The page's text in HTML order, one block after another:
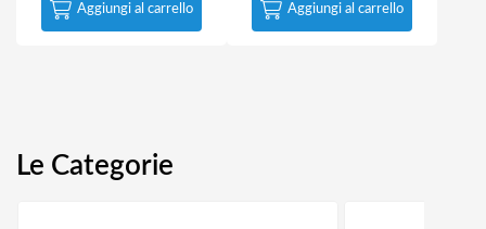
Aggiungi al carrello Aggiungi al carrello
Le Categorie